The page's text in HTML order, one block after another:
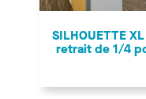
SILHOUETTE
retrait de 1/4